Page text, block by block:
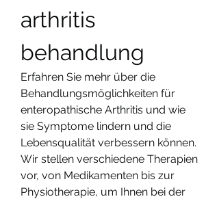
arthritis
behandlung
Erfahren Sie mehr über die
Behandlungsmöglichkeiten für
enteropathische Arthritis und wie
sie Symptome lindern und die
Lebensqualität verbessern können.
Wir stellen verschiedene Therapien
vor, von Medikamenten bis zur
Physiotherapie, um Ihnen bei der